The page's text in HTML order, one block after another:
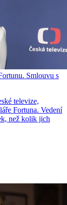
Smlouvu s
televize,
Fortuna. Vedení
než kolik jich